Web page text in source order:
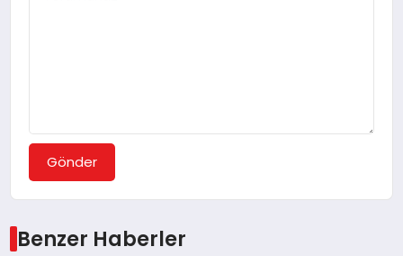
Gönder
Benzer Haberler